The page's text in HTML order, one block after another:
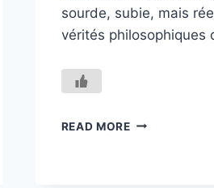
sourde, subie, mais
vérités philosophiques
READ MOREL’EXISTENCE